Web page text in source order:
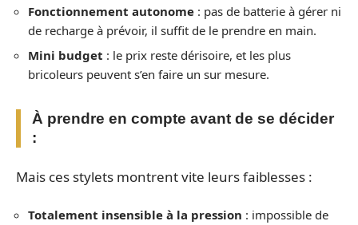
Fonctionnement autonome : pas de batterie à gérer ni
de recharge à prévoir, il suffit de le prendre en main.
Mini budget : le prix reste dérisoire, et les plus
bricoleurs peuvent s’en faire un sur mesure.
À prendre en compte avant de se décider
:
Mais ces stylets montrent vite leurs faiblesses :
Totalement insensible à la pression : impossible de